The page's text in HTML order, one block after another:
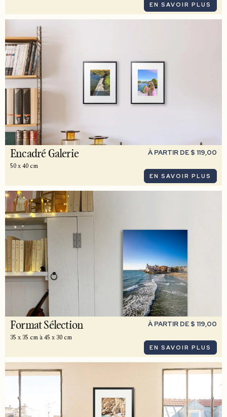
EN SAVOIR PLUS
Encadré Galerie
50 x 40 cm
À PARTIR DE $ 119,00
EN SAVOIR PLUS
Format Sélection
35 x 35 cm à 45 x 30 cm
À PARTIR DE $ 119,00
EN SAVOIR PLUS